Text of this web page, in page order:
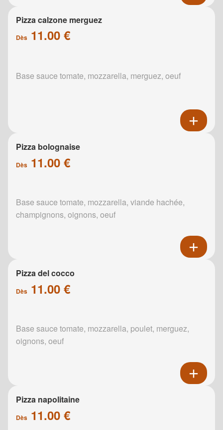
Pizza calzone merguez
Dès 11.00 €
Base sauce tomate, mozzarella, merguez, oeuf
Pizza bolognaise
Dès 11.00 €
Base sauce tomate, mozzarella, viande hachée,
champignons, oignons, oeuf
Pizza del cocco
Dès 11.00 €
Base sauce tomate, mozzarella, poulet, merguez,
oignons, oeuf
Pizza napolitaine
Dès 11.00 €